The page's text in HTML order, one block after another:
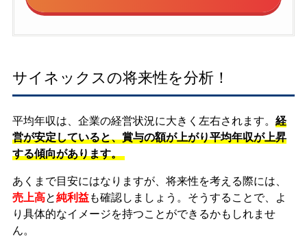
サイネックスの将来性を分析！
平均年収は、企業の経営状況に大きく左右されます。 経
営が安定していると、賞与の額が上がり平均年収が上昇
する傾向があります。
あくまで目安にはなりますが、将来性を考える際には、
売上高と純利益も確認しましょう。そうすることで、よ
り具体的なイメージを持つことができるかもしれませ
ん。